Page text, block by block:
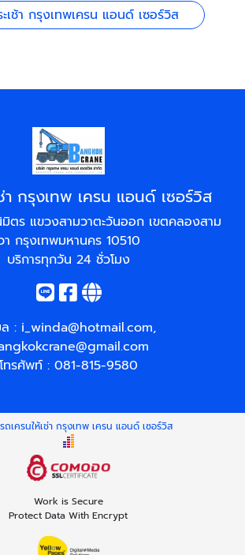
ะเช้า กรุงเทพเครน แอนด์ เซอร์วิส
า กรุงเทพ เครน แอนด์ เซอร์วิส
ตร แขวงสามวาตะวันออก เขตคลองสาม
า กรุงเทพมหานคร 10510
บริการทุกวัน 24 ชั่วโมง
: i_winda@hotmail.com,
โทรศัพท์ : 081-815-9580
รถเครนให้เช่า กรุงเทพ เครน แอนด์ เซอร์วิส
Work is Secure
Protect Data With Encrypt